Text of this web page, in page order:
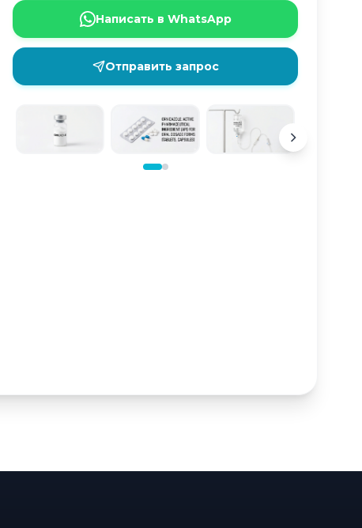
Написать в WhatsApp
Отправить запрос